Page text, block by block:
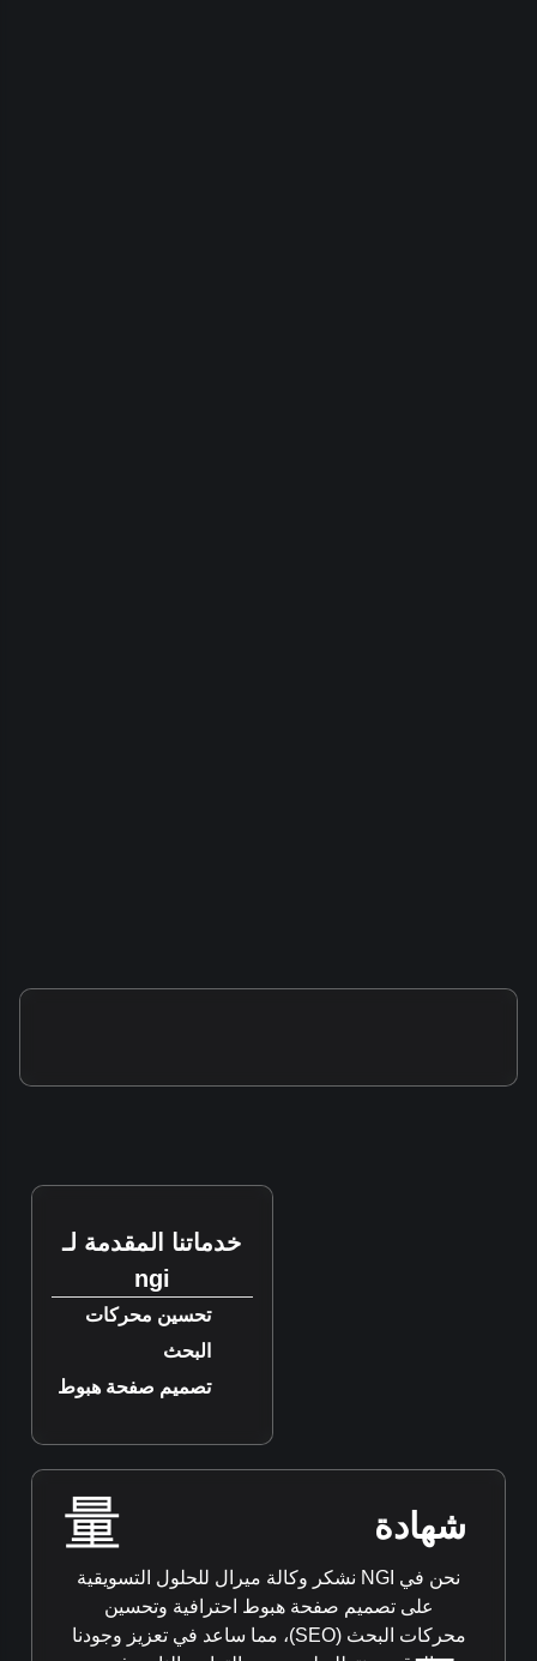
شهادة
نحن في NGI نشكر وكالة ميرال للحلول التسويقية
على تصميم صفحة هبوط احترافية وتحسين
محركات البحث (SEO)، مما ساعد في تعزيز وجودنا
خدماتنا المقدمة لـ
ngi
تحسين محركات
البحث
تصميم صفحة هبوط